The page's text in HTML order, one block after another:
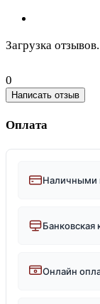
Загрузка
0
Написать отзыв
Оплата
Наличными
Банковская
Онлайн